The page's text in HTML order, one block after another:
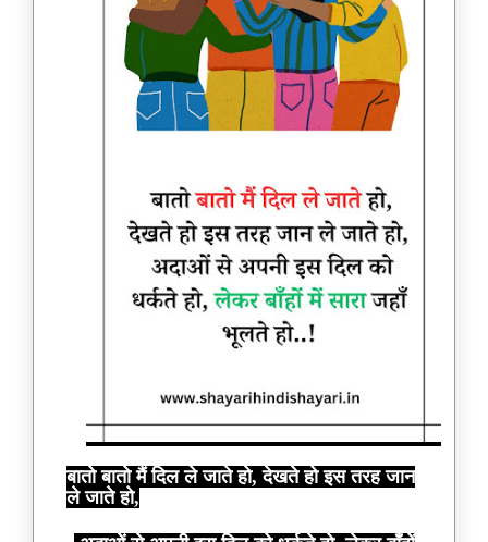
बातो बातो मैं दिल ले जाते हो, देखते हो इस तरह जान
ले जाते हो,